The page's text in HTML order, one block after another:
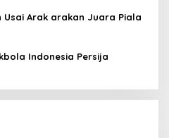
Usai Arak arakan Juara Piala
Indonesia Persija